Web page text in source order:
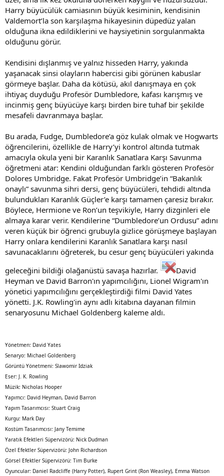
Harry büyücülük camiasının büyük kesiminin, kendisinin
Valdemort’la son karşılaşma hikayesinin düpedüz yalan
olduğuna ikna edildiklerini ve haysiyetinin sorgulanmakta
olduğunu görür.
Kendisini dışlanmış ve yalnız hisseden Harry, yakında
yaşanacak sinsi olayların habercisi gibi görünen kabuslar
görmeye başlar. Daha da kötüsü, akıl danışmaya en çok
ihtiyaç duyduğu Profesör Dumbledore, kafası karışmış ve
incinmiş genç büyücüye karşı birden bire tuhaf bir şekilde
mesafeli davranmaya başlar.
Bu arada, Fudge, Dumbledore’a göz kulak olmak ve Hogwarts
öğrencilerini, özellikle de Harry’yi kontrol altında tutmak
amacıyla okula yeni bir Karanlık Sanatlara Karşı Savunma
öğretmeni atar: Kendini olduğundan farklı gösteren Profesör
Dolores Umbridge. Fakat Profesör Umbridge’in “Bakanlık
onaylı” savunma sihri dersi, genç büyücüleri, tehdidi altında
bulundukları Karanlık Güçler’e karşı tamamen çaresiz bırakır.
Böylece, Hermione ve Ron’un teşvikiyle, Harry dizginleri ele
almaya karar verir. Kendilerine “Dumbledore’un Ordusu” adını
veren küçük bir öğrenci grubuyla gizlice görüşmeye başlayan
Harry onlara kendilerini Karanlık Sanatlara karşı nasıl
savunacaklarını öğreterek, bu cesur genç büyücüleri yakında
geleceğini bildiği olağanüstü savaşa hazırlar.
David
Heyman ve David Barron'ın yapımcılığını, Lionel Wigram'ın
yönetici yapımcılığını gerçekleştirdiği filmi David Yates
yönetti. J.K. Rowling'in aynı adlı kitabına dayanan filmin
senaryosunu Michael Goldenberg kaleme aldı.
Yönetmen: David Yates
Senaryo: Michael Goldenberg
Görüntü Yönetmeni: Slawomir Idziak
Eser: J. K. Rowling
Müzik: Nicholas Hooper
Yapımcı: David Heyman, David Barron
Yapım Tasarımcısı: Stuart Craig
Kurgu: Mark Day
Kostüm Tasarımcısı: Jany Temime
Yaratık Efektleri Süpervizörü: Nick Dudman
Özel Efektler Süpervizörü: John Richardson
Görsel Efektler Süpervizörü: Tim Burke
Oyuncular: Daniel Radcliffe (Harry Potter), Rupert Grint (Ron Weasley), Emma Watson